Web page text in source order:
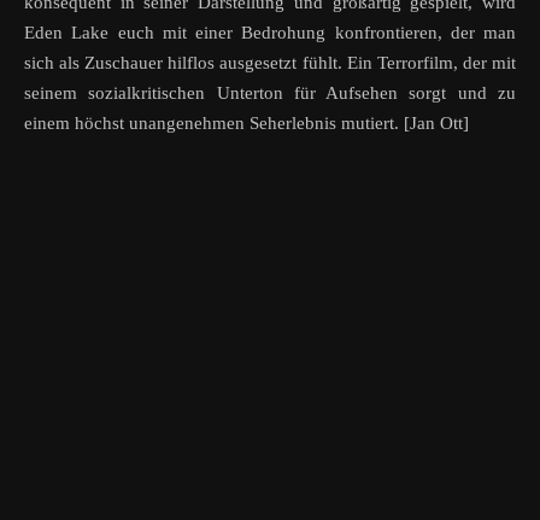
Eden Lake euch mit einer Bedrohung konfrontieren, der man
sich als Zuschauer hilflos ausgesetzt fühlt. Ein Terrorfilm, der mit
seinem sozialkritischen Unterton für Aufsehen sorgt und zu
einem höchst unangenehmen Seherlebnis mutiert. [Jan Ott]